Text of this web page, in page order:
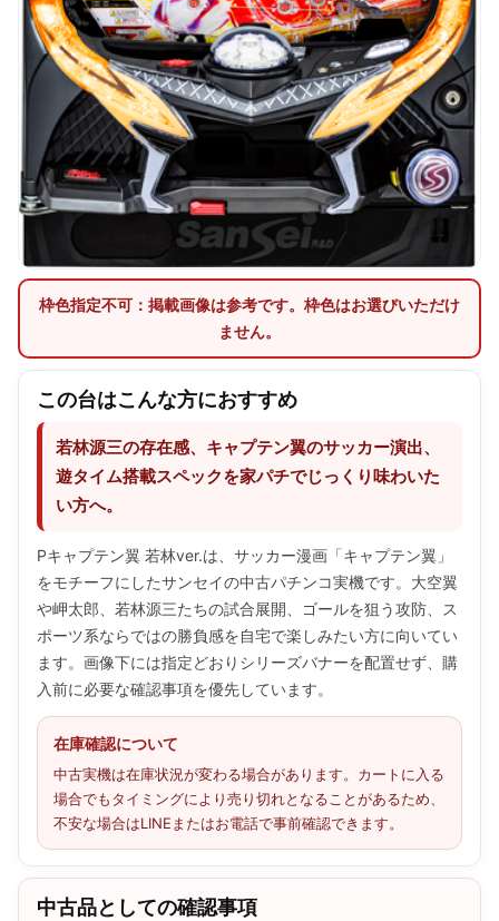
枠色指定不可：掲載画像は参考です。枠色はお選びいただけ
ません。
この台はこんな方におすすめ
若林源三の存在感、キャプテン翼のサッカー演出、
遊タイム搭載スペックを家パチでじっくり味わいた
い方へ。
Pキャプテン翼 若林ver.は、サッカー漫画「キャプテン翼」
をモチーフにしたサンセイの中古パチンコ実機です。大空翼
や岬太郎、若林源三たちの試合展開、ゴールを狙う攻防、ス
ポーツ系ならではの勝負感を自宅で楽しみたい方に向いてい
ます。画像下には指定どおりシリーズバナーを配置せず、購
入前に必要な確認事項を優先しています。
在庫確認について
中古実機は在庫状況が変わる場合があります。カートに入る
場合でもタイミングにより売り切れとなることがあるため、
不安な場合はLINEまたはお電話で事前確認できます。
中古品としての確認事項